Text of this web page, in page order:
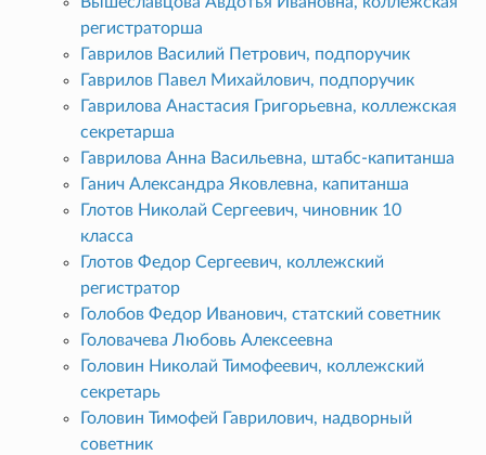
регистраторша
Гаврилов Василий Петрович, подпоручик
Гаврилов Павел Михайлович, подпоручик
Гаврилова Анастасия Григорьевна, коллежская
секретарша
Гаврилова Анна Васильевна, штабс-капитанша
Ганич Александра Яковлевна, капитанша
Глотов Николай Сергеевич, чиновник 10
класса
Глотов Федор Сергеевич, коллежский
регистратор
Голобов Федор Иванович, статский советник
Головачева Любовь Алексеевна
Головин Николай Тимофеевич, коллежский
секретарь
Головин Тимофей Гаврилович, надворный
советник